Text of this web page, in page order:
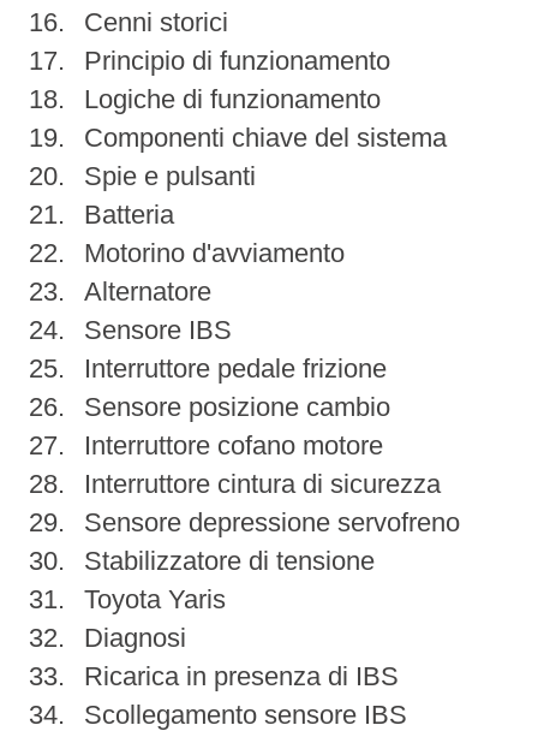
Cenni storici
Principio di funzionamento
Logiche di funzionamento
Componenti chiave del sistema
Spie e pulsanti
Batteria
Motorino d'avviamento
Alternatore
Sensore IBS
Interruttore pedale frizione
Sensore posizione cambio
Interruttore cofano motore
Interruttore cintura di sicurezza
Sensore depressione servofreno
Stabilizzatore di tensione
Toyota Yaris
Diagnosi
Ricarica in presenza di IBS
Scollegamento sensore IBS